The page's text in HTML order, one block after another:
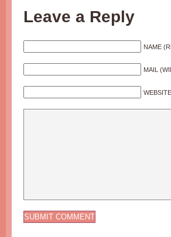
Leave a Reply
NAME
MAIL
WEBSITE